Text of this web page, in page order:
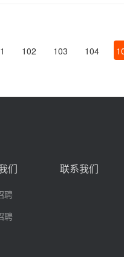
102 103 104
们
聘
聘
联系我们